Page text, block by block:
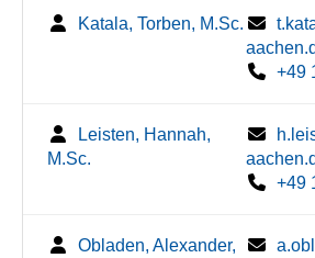
Katala, Torben, M.Sc.
+49
Leisten, Hannah,
M.Sc.
+49
Obladen, Alexander,